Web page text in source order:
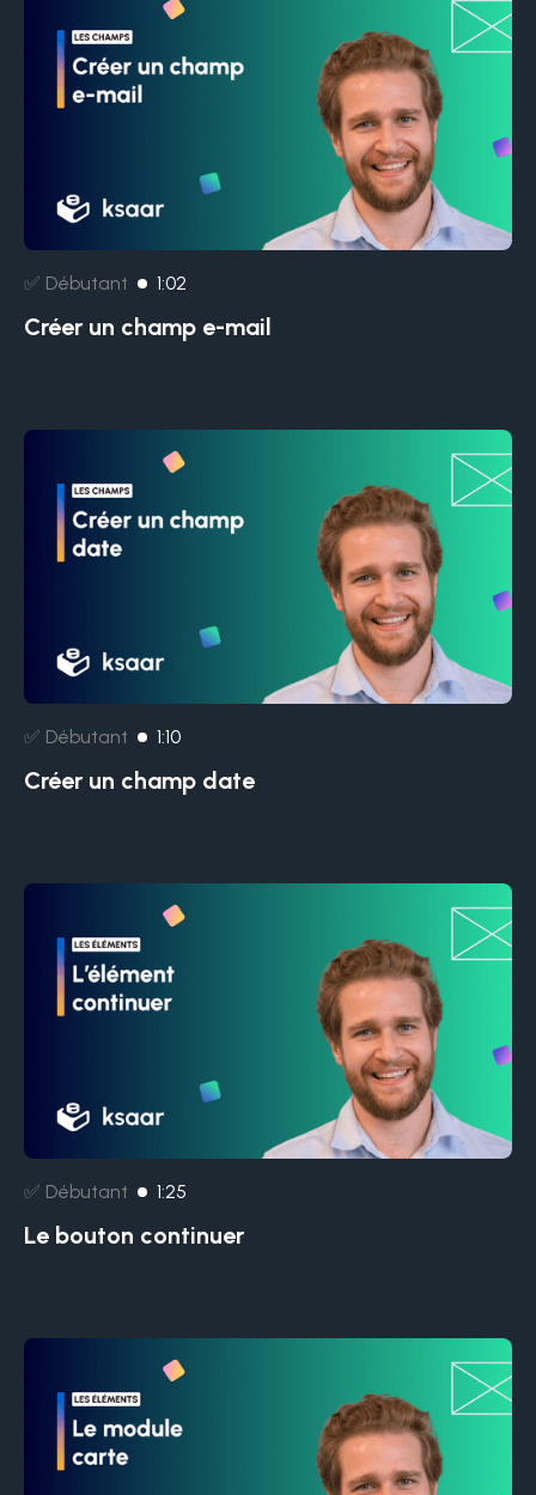
✅ Débutant 1:02
Créer un champ e-mail
✅ Débutant 1:10
Créer un champ date
✅ Débutant 1:25
Le bouton continuer